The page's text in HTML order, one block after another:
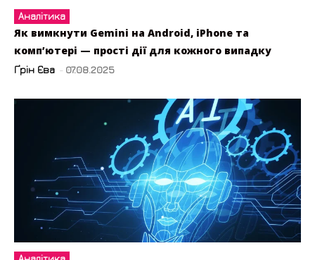
Аналітика
Як вимкнути Gemini на Android, iPhone та
комп’ютері — прості дії для кожного випадку
Ґрін Єва - 07.08.2025